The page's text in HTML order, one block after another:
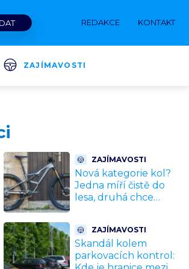
REDAKCE KONTAKT
ZAJÍMAVOSTI
ZAJÍMAVOSTI
Nová kategorie kol?
Jedna míří čistě do
lesa, druhá chce
rozporuplné názory
ZAJÍMAVOSTI
Skandál kolem
parkovacích kontrol: